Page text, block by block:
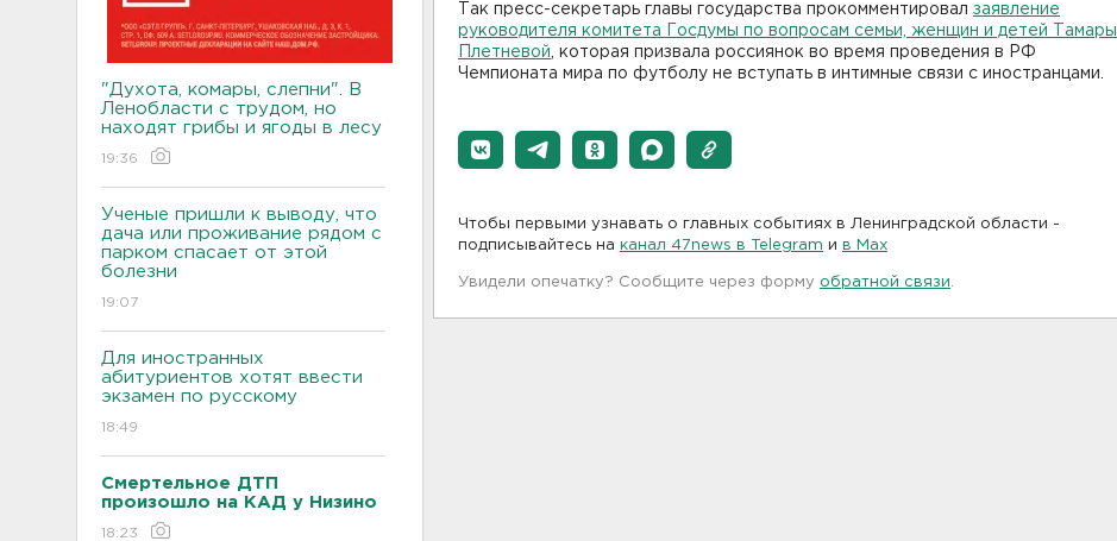
"Духота, комары, слепни". В
Ленобласти с трудом, но
находят грибы и ягоды в лесу
19:36
Ученые пришли к выводу, что
дача или проживание рядом с
парком спасает от этой
болезни
19:07
Для иностранных
абитуриентов хотят ввести
экзамен по русскому
18:49
Смертельное ДТП
произошло на КАД у Низино
18:23
Так пресс-секретарь главы государства прокомментировал заявление
руководителя комитета Госдумы по вопросам семьи, женщин и детей Тамары
Плетневой , которая призвала россиянок во время проведения в РФ
Чемпионата мира по футболу не вступать в интимные связи с иностранцами.
Чтобы первыми узнавать о главных событиях в Ленинградской области -
подписывайтесь на канал 47news в Telegram и в Maх
Увидели опечатку? Сообщите через форму обратной связи